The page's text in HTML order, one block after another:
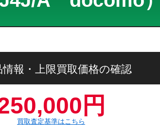
情報・上限買取価格の確認
円
買取査定基準はこちら